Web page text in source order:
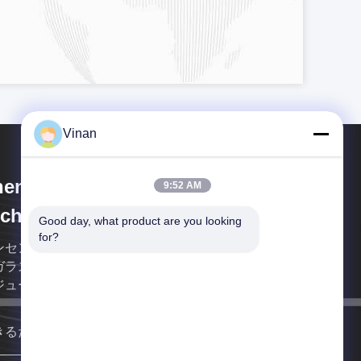
Anpo Intelligence
Co., Ltd.
センAnpoの知性の技術Co.、株式会社はスマート
ラスを専門にしている会社であり、マイクロ表示
ュールは、経験の多くの年を過す。
るだけ早く連絡します
Vinan
9:52 AM
Good day, what product are you looking
for?